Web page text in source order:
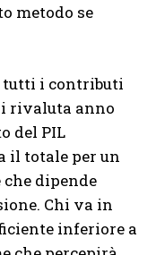
metodo se
tutti i contributi
rivaluta anno
del PIL
il totale per un
dipende
Chi va in
inferiore a